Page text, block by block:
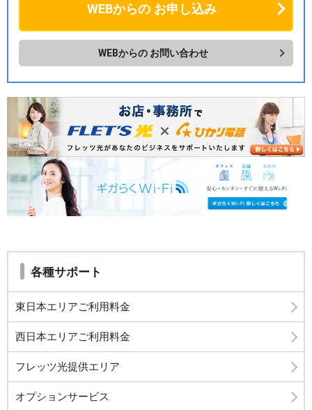
WEBからのお申し込み
WEBからの お問い合わせ
各種サポート
東日本エリアご利用料金
西日本エリアご利用料金
フレッツ光提供エリア
オプションサービス